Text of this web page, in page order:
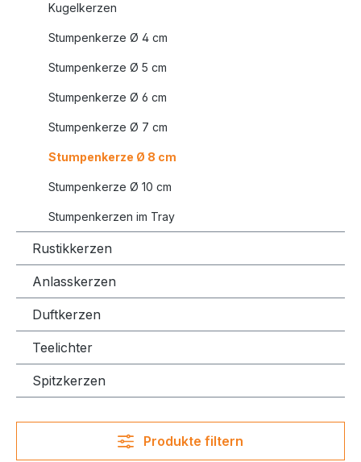
Kugelkerzen
Stumpenkerze Ø 4 cm
Stumpenkerze Ø 5 cm
Stumpenkerze Ø 6 cm
Stumpenkerze Ø 7 cm
Stumpenkerze Ø 8 cm
Stumpenkerze Ø 10 cm
Stumpenkerzen im Tray
Rustikkerzen
Anlasskerzen
Duftkerzen
Teelichter
Spitzkerzen
Produkte filtern